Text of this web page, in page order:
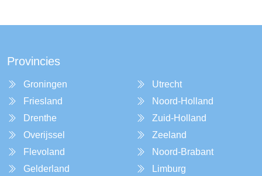
Provincies
Groningen
Friesland
Drenthe
Overijssel
Flevoland
Gelderland
Utrecht
Noord-Holland
Zuid-Holland
Zeeland
Noord-Brabant
Limburg